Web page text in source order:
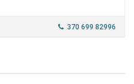
370 699 82996